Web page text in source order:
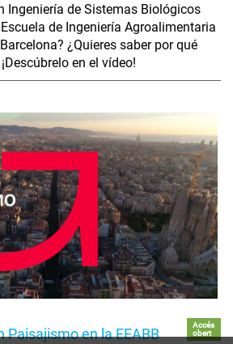
Ingeniería de Sistemas Biológicos
de Ingeniería Agroalimentaria
¿Quieres saber por qué
en el vídeo!
Paisajismo en la EEABB
Accés
obert